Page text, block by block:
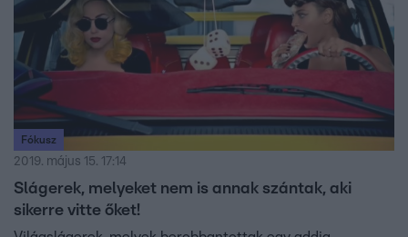
Fókusz
2019. május 15. 17:14
Slágerek, melyeket nem is annak szántak, aki
sikerre vitte őket!